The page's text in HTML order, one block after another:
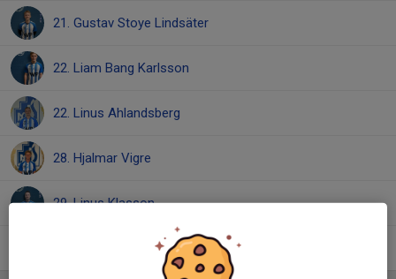
21. Gustav Stoye Lindsäter
22. Liam Bang Karlsson
22. Linus Ahlandsberg
28. Hjalmar Vigre
29. Linus Klasson
30. Max Williamson